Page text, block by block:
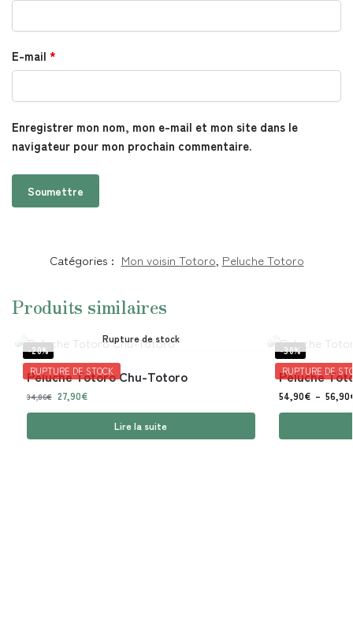
E-mail *
Enregistrer mon nom, mon e-mail et mon site dans le
navigateur pour mon prochain commentaire.
Catégories : Mon voisin Totoro, Peluche Totoro
Produits similaires
-20%
RUPTURE DE STOCK
Rupture de stock
Peluche Totoro Chu-Totoro
34,86€ 27,90€
Lire la suite
-30%
RUPTURE DE
Peluche
54,90€ – 56,90